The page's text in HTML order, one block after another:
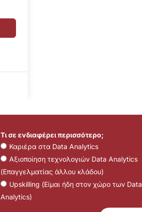
Τι σε ενδιαφέρει περισσότερο;
Καριέρα στα Data Analytics
Αξιοποίηση τεχνολογιών Data Analytics
(Επαγγελματίας άλλου κλάδου)
Upskilling (Είμαι ήδη στον χώρο των Data
Analytics)